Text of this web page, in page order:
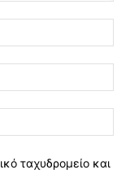
ταχυδρομείο και